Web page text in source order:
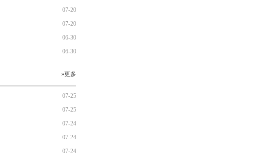
07-20
07-20
06-30
06-30
»更多
07-25
07-25
07-24
07-24
07-24